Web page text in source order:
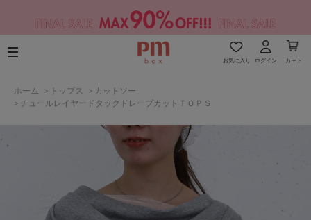
お気に入り ログイン カート
ホーム > トップス > カットソー
> チュールレイヤードタックドレープカットＴＯＰＳ